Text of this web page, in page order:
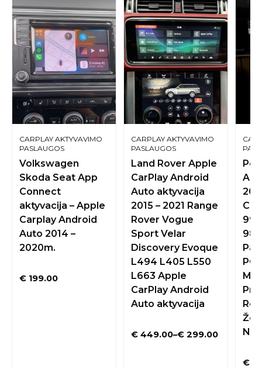
CARPLAY AKTYVAVIMO
PASLAUGOS
Volkswagen
Skoda Seat App
Connect
aktyvacija – Apple
Carplay Android
Auto 2014 –
2020m.
€ 199.00
CARPLAY AKTYVAVIMO
PASLAUGOS
Land Rover Apple
CarPlay Android
Auto aktyvacija
2015 – 2021 Range
Rover Vogue
Sport Velar
Discovery Evoque
L494 L405 L550
L663 Apple
CarPlay Android
Auto aktyvacija
€299.00
–
€449.00
€